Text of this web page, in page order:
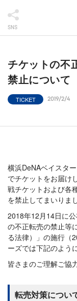
SNS
チケットの不
禁止について
TICKET 2019/2/4
横浜DeNAベイスタ
でチケットをお届け
戦チケットおよび各
を禁止してまいりま
2018年12月14日に
の不正転売の禁止等
る法律）」の施行（
ーズでは下記のよう
皆さまのご理解ご協
転売対策につい